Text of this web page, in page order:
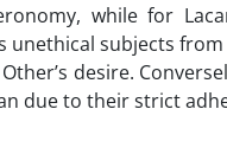
while for
subjects
desire.
due to their strict